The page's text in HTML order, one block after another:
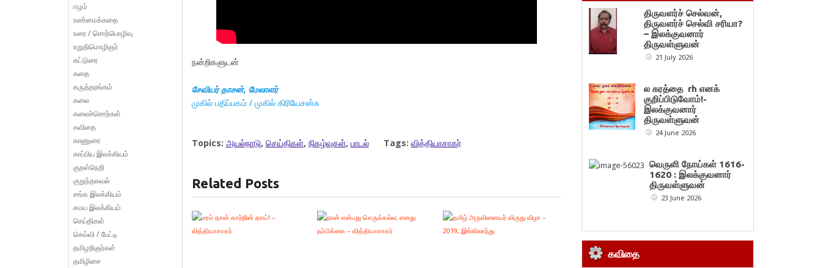
நன்றிகளுடன்
சேவியர் தாசன், மேலாளர்
முகில் பதிப்பகம் / முகில் கிரியேசன்சு
Topics: அயல்நாடு, செய்திகள், நிகழ்வுகள், பாடல் Tags: வித்தியாசாகர்
Related Posts
ஈழம்
உண்மைக்கதை
உரை / சொற்பொழிவு
உறுதிமொழிஞர்
கட்டுரை
கதை
கருத்தரங்கம்
கலை
கலைச்சொற்கள்
கவிதை
காணுரை
காப்பிய இலக்கியம்
குறள்நெறி
குறுந்தகவல்
சங்க இலக்கியம்
சமய இலக்கியம்
செய்திகள்
செவ்வி / பேட்டி
தமிழறிஞர்கள்
தமிழிசை
திருவளர்ச் செல்வன்,
திருவளர்ச் செல்வி சரியா?
– இலக்குவனார்
திருவள்ளுவன்
21 July 2026
ல கரத்தை rh எனக்
குறிப்பிடுவோம்!-
இலக்குவனார்
திருவள்ளுவன்
24 June 2026
வெருளி நோய்கள் 1616-
1620 : இலக்குவனார்
திருவள்ளுவன்
23 June 2026
கவிதை